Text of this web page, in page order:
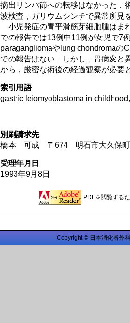
摘出リンパ節への転移はなかった．
波検査，ガリウムシンチで異常所見
小児発症の胃平滑筋芽細胞腫はま
での報告では13例中11例が女児で7
paragangliomaやlung chondromaの
での報告はない．しかし，胃病変と
から，厳密な術後の経過観察が必要
索引用語
gastric leiomyoblastoma in
別刷請求先
橋本 可成 〒674 明石市大久保町
受理年月日
1993年9月8日
PDFを閲覧する
Copyright © 日本消化器外